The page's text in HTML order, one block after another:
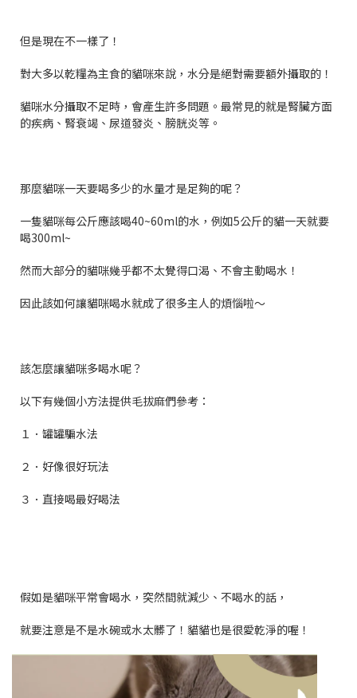
但是現在不一樣了！
對大多以乾糧為主食的貓咪來說，水分是絕對需要額外攝取的！
貓咪水分攝取不足時，會產生許多問題。最常見的就是腎臟方面
的疾病、腎衰竭、尿道發炎、膀胱炎等。
那麼貓咪一天要喝多少的水量才是足夠的呢？
一隻貓咪每公斤應該喝40~60ml的水，例如5公斤的貓一天就要
喝300ml~
然而大部分的貓咪幾乎都不太覺得口渴、不會主動喝水！
因此該如何讓貓咪喝水就成了很多主人的煩惱啦～
該怎麼讓貓咪多喝水呢？
以下有幾個小方法提供毛拔麻們參考：
１．罐罐騙水法
２．好像很好玩法
３．直接喝最好喝法
假如是貓咪平常會喝水，突然間就減少、不喝水的話，
就要注意是不是水碗或水太髒了！貓貓也是很愛乾淨的喔！